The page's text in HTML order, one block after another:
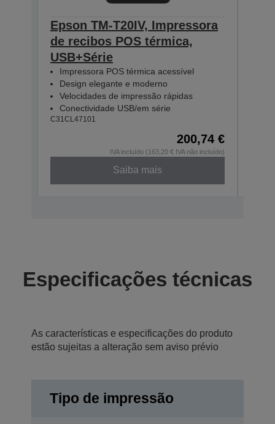
Epson TM-T20IV, Impressora
de recibos POS térmica,
USB+Série
Impressora POS térmica acessível
Design elegante e moderno
Velocidades de impressão rápidas
Conectividade USB/em série
C31CL47101
200,74 €
IVA incluído (163,20 € IVA não incluído)
Saiba mais
Especificações técnicas
As características e especificações do produto
estão sujeitas a alteração sem aviso prévio
Tipo de impressão